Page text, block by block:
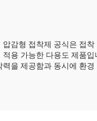
압감형 접착제 공식은 접
적용 가능한 다용도 제품
력을 제공함과 동시에 환